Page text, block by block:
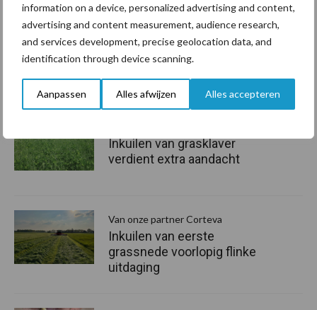
information on a device, personalized advertising and content,
advertising and content measurement, audience research,
and services development, precise geolocation data, and
identification through device scanning.
Aanpassen Alles afwijzen Alles accepteren
Zuid- en West-Nederland
arjan.geerets@corteva.com
Aanbevolen voor jou!
Inkuilen van grasklaver
verdient extra aandacht
Van onze partner Corteva
Inkuilen van eerste
grassnede voorlopig flinke
uitdaging